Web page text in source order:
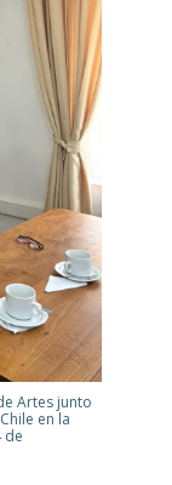
Artes junto
en la
de